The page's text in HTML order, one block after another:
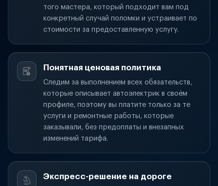
того мастера, который подходит вам под
конкретный случай поломки и устраивает по
стоимости за предоставленную услугу.
Понятная ценовая политика
Следим за выполнением всех обязательств,
которые описывает автоэлектрик в своём
профиле, поэтому вы платите только за те
услуги и ремонтные работы, которые
заказывали, без предоплаты и внезапных
изменений тарифа.
Экспресс-решение на дороге